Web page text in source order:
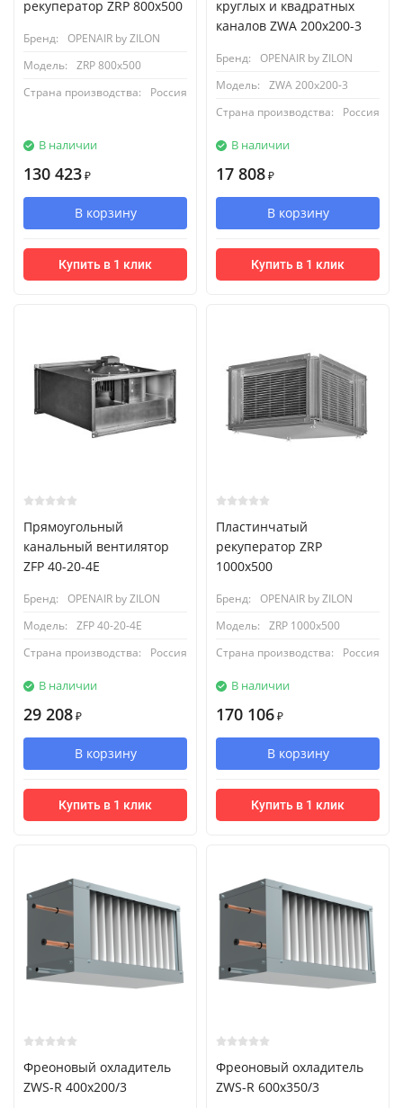
рекуператор ZRP 800x500
Бренд:
OPENAIR by ZILON
Модель:
ZRP 800x500
Страна производства:
Россия
В наличии
130 423 ₽
В корзину
Купить в 1 клик
круглых и квадратных
каналов ZWA 200x200-3
Бренд:
OPENAIR by ZILON
Модель:
ZWA 200x200-3
Страна производства:
Россия
В наличии
17 808 ₽
В корзину
Купить в 1 клик
Прямоугольный
канальный вентилятор
ZFP 40-20-4Е
Бренд:
OPENAIR by ZILON
Модель:
ZFP 40-20-4E
Страна производства:
Россия
В наличии
29 208 ₽
В корзину
Купить в 1 клик
Пластинчатый
рекуператор ZRP
1000x500
Бренд:
OPENAIR by ZILON
Модель:
ZRP 1000x500
Страна производства:
Россия
В наличии
170 106 ₽
В корзину
Купить в 1 клик
Фреоновый охладитель
ZWS-R 400x200/3
Фреоновый охладитель
ZWS-R 600x350/3